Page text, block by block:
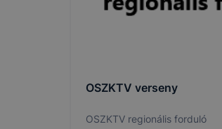
OSZKTV verseny
OSZKTV regionális forduló